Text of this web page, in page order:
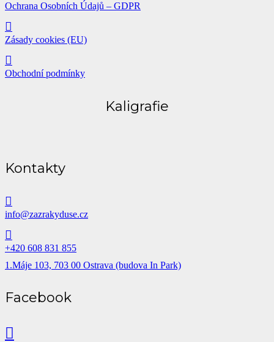
Ochrana Osobních Údajů – GDPR
Zásady cookies (EU)
Obchodní podmínky
Kaligrafie
Kontakty
info@zazrakyduse.cz
+420 608 831 855
1.Máje 103, 703 00 Ostrava (budova In Park)
Facebook